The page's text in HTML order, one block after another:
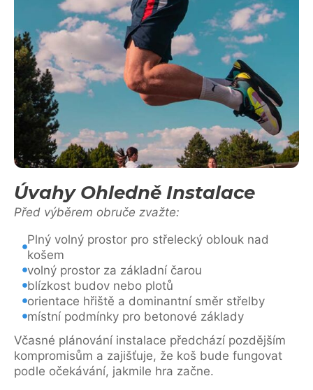
Úvahy Ohledně Instalace
Před výběrem obruče zvažte:
Plný volný prostor pro střelecký oblouk nad
košem
volný prostor za základní čarou
blízkost budov nebo plotů
orientace hřiště a dominantní směr střelby
místní podmínky pro betonové základy
Včasné plánování instalace předchází pozdějším
kompromisům a zajišťuje, že koš bude fungovat
podle očekávání, jakmile hra začne.